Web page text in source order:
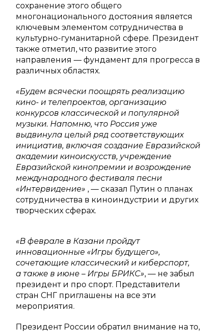
сохранение этого общего
многонационального достояния является
ключевым элементом сотрудничества в
культурно-гуманитарной сфере. Президент
также отметил, что развитие этого
направления — фундамент для прогресса в
различных областях.
«Будем всячески поощрять реализацию
кино- и телепроектов, организацию
конкурсов классической и популярной
музыки. Напомню, что Россия уже
выдвинула целый ряд соответствующих
инициатив, включая создание Евразийской
академии киноискусств, учреждение
Евразийской кинопремии и возрождение
международного фестиваля песни
«Интервидение» , — сказал Путин о планах
сотрудничества в киноиндустрии и других
творческих сферах.
«В феврале в Казани пройдут
инновационные «Игры будущего»,
сочетающие классический и киберспорт,
а также в июне – Игры БРИКС», — не забыл
президент и про спорт. Представители
стран СНГ приглашены на все эти
мероприятия.
Президент России обратил внимание на то,